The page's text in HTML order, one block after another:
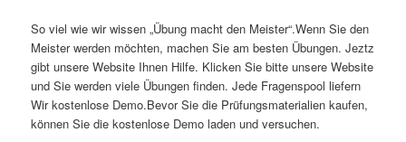
So viel wie wir wissen „Übung macht den Meister“.Wenn Sie den
Meister werden möchten, machen Sie am besten Übungen. Jeztz
gibt unsere Website Ihnen Hilfe. Klicken Sie bitte unsere Website
und Sie werden viele Übungen finden. Jede Fragenspool liefern
Wir kostenlose Demo.Bevor Sie die Prüfungsmaterialien kaufen,
können Sie die kostenlose Demo laden und versuchen.